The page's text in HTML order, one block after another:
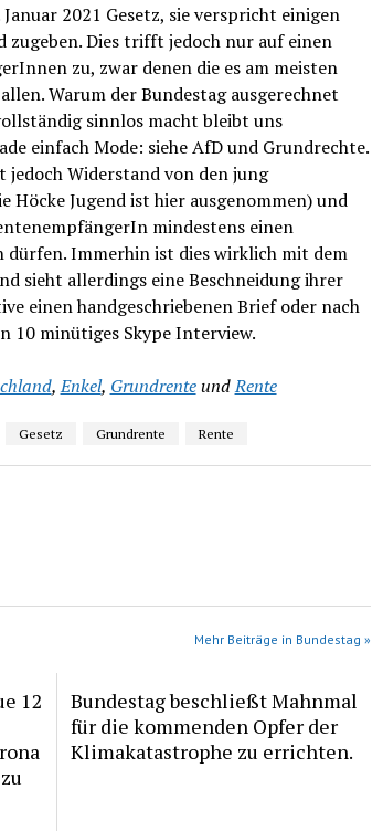
2021 Gesetz, sie verspricht einigen
Dies trifft jedoch nur auf einen
zu, zwar denen die es am meisten
Warum der Bundestag ausgerechnet
sinnlos macht bleibt uns
einfach Mode: siehe AfD und Grundrechte.
jedoch Widerstand von den jung
Höcke Jugend ist hier ausgenommen) und
mindestens einen
dürfen. Immerhin ist dies wirklich mit dem
sieht allerdings eine Beschneidung ihrer
einen handgeschriebenen Brief oder nach
10 minütiges Skype Interview.
,Enkel, GrundrenteundRente
Gesetz Grundrente Rente
Mehr Beiträge in Bundestag »
12
Bundestag beschließt Mahnmal
für die kommenden Opfer der
Klimakatastrophe zu errichten.